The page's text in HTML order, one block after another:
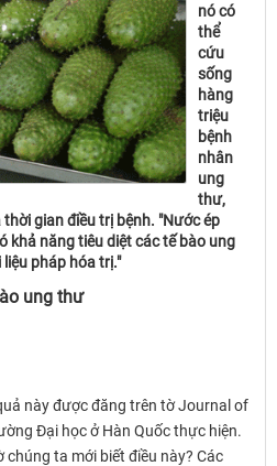
nó có
thể
cứu
sống
hàng
triệu
bệnh
nhân
ung
thư,
gian điều trị bệnh. "Nước ép
khả năng tiêu diệt các tế bào ung
pháp hóa trị."
ung thư
này được đăng trên tờ Journal of
Ðại học ở Hàn Quốc thực hiện.
ta mới biết điều này? Các